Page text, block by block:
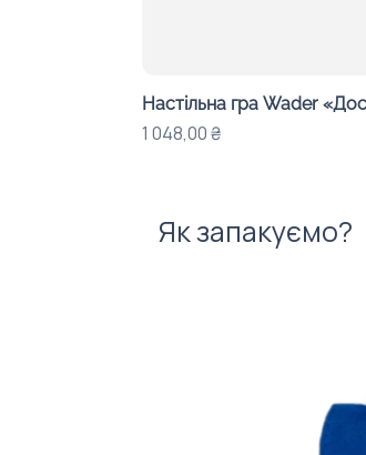
Настільна гра Wader
Ціна
1 048,00 ₴
Як запакуємо?